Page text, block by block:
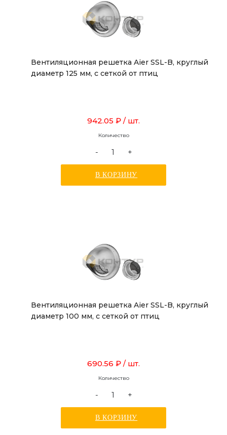
Вентиляционная решетка Aier SSL-B, круглый
диаметр 125 мм, с сеткой от птиц
942.05 ₽ / шт.
Количество
- +
В КОРЗИНУ
Вентиляционная решетка Aier SSL-B, круглый
диаметр 100 мм, с сеткой от птиц
690.56 ₽ / шт.
Количество
- +
В КОРЗИНУ